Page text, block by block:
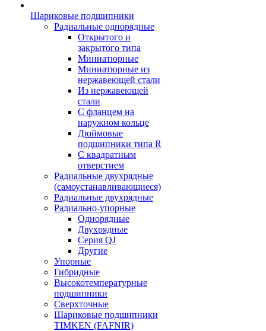
Шариковые подшипники
Радиальные однорядные
Открытого и
закрытого типа
Миниатюрные
Миниатюрные из
нержавеющей стали
Из нержавеющей
стали
С фланцем на
наружном кольце
Дюймовые
подшипники типа R
С квадратным
отверстием
Радиальные двухрядные
(самоустанавливающиеся)
Радиальные двухрядные
Радиально-упорные
Однорядные
Двухрядные
Серия QJ
Другие
Упорные
Гибридные
Высокотемпературные
подшипники
Сверхточные
Шариковые подшипники
TIMKEN (FAFNIR)